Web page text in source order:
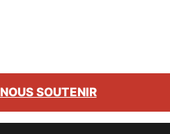
NOUS SOUTENIR